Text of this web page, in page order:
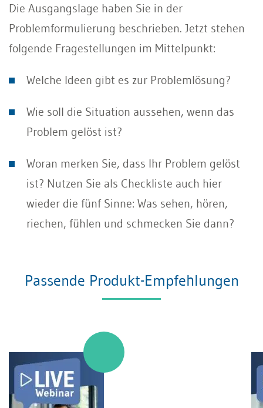
Die Ausgangslage haben Sie in der
Problemformulierung beschrieben. Jetzt stehen
folgende Fragestellungen im Mittelpunkt:
Welche Ideen gibt es zur Problemlösung?
Wie soll die Situation aussehen, wenn das
Problem gelöst ist?
Woran merken Sie, dass Ihr Problem gelöst
ist? Nutzen Sie als Checkliste auch hier
wieder die fünf Sinne: Was sehen, hören,
riechen, fühlen und schmecken Sie dann?
Passende Produkt-Empfehlungen